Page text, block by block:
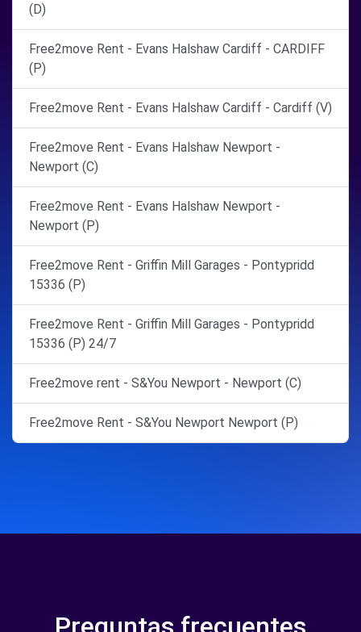
(D)
Free2move Rent - Evans Halshaw Cardiff - CARDIFF
(P)
Free2move Rent - Evans Halshaw Cardiff - Cardiff (V)
Free2move Rent - Evans Halshaw Newport -
Newport (C)
Free2move Rent - Evans Halshaw Newport -
Newport (P)
Free2move Rent - Griffin Mill Garages - Pontypridd
15336 (P)
Free2move Rent - Griffin Mill Garages - Pontypridd
15336 (P) 24/7
Free2move rent - S&You Newport - Newport (C)
Free2move Rent - S&You Newport Newport (P)